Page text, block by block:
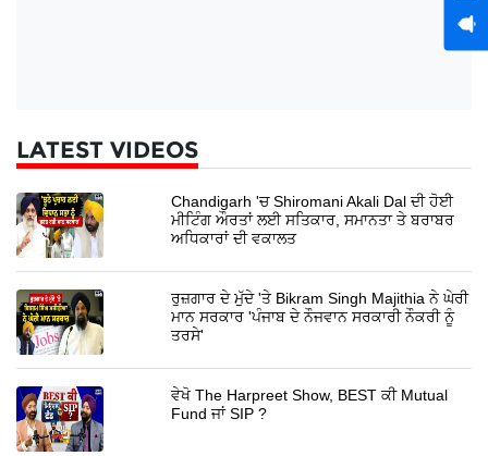
LATEST VIDEOS
Chandigarh 'ਚ Shiromani Akali Dal ਦੀ ਹੋਈ
ਮੀਟਿੰਗ ਔਰਤਾਂ ਲਈ ਸਤਿਕਾਰ, ਸਮਾਨਤਾ ਤੇ ਬਰਾਬਰ
ਅਧਿਕਾਰਾਂ ਦੀ ਵਕਾਲਤ
ਰੁਜ਼ਗਾਰ ਦੇ ਮੁੱਦੇ 'ਤੇ Bikram Singh Majithia ਨੇ ਘੇਰੀ
ਮਾਨ ਸਰਕਾਰ 'ਪੰਜਾਬ ਦੇ ਨੌਜਵਾਨ ਸਰਕਾਰੀ ਨੌਕਰੀ ਨੂੰ
ਤਰਸੇ'
ਵੇਖੋ The Harpreet Show, BEST ਕੀ Mutual
Fund ਜਾਂ SIP ?